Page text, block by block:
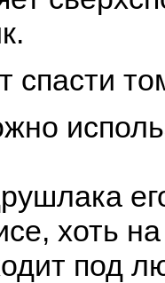
спасти
хоть
под